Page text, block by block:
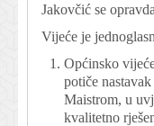
Jakovčić se
Vijeće je
Općinsko
potiče
Maistrom, u
kvalitetno